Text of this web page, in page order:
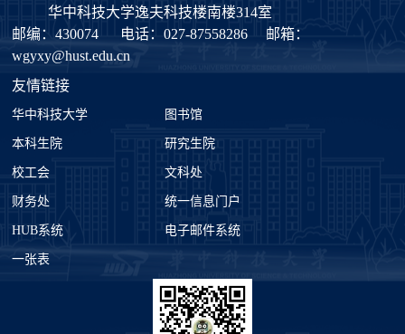
华中科技大学逸夫科技楼南楼314室
邮编：430074
电话：027-87558286
邮箱：
wgyxy@hust.edu.cn
友情链接
华中科技大学 图书馆
本科生院 研究生院
校工会 文科处
财务处 统一信息门户
HUB系统 电子邮件系统
一张表